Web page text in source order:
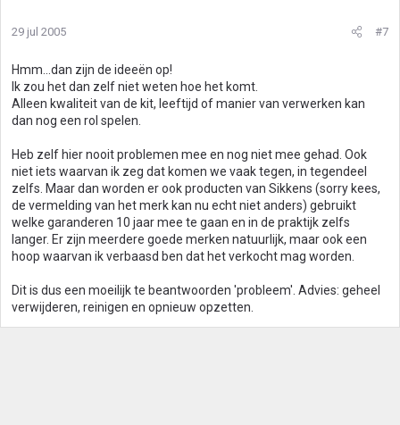
29 jul 2005 #7
Hmm...dan zijn de ideeën op!
Ik zou het dan zelf niet weten hoe het komt.
Alleen kwaliteit van de kit, leeftijd of manier van verwerken kan
dan nog een rol spelen.
Heb zelf hier nooit problemen mee en nog niet mee gehad. Ook
niet iets waarvan ik zeg dat komen we vaak tegen, in tegendeel
zelfs. Maar dan worden er ook producten van Sikkens (sorry kees,
de vermelding van het merk kan nu echt niet anders) gebruikt
welke garanderen 10 jaar mee te gaan en in de praktijk zelfs
langer. Er zijn meerdere goede merken natuurlijk, maar ook een
hoop waarvan ik verbaasd ben dat het verkocht mag worden.
Dit is dus een moeilijk te beantwoorden 'probleem'. Advies: geheel
verwijderen, reinigen en opnieuw opzetten.